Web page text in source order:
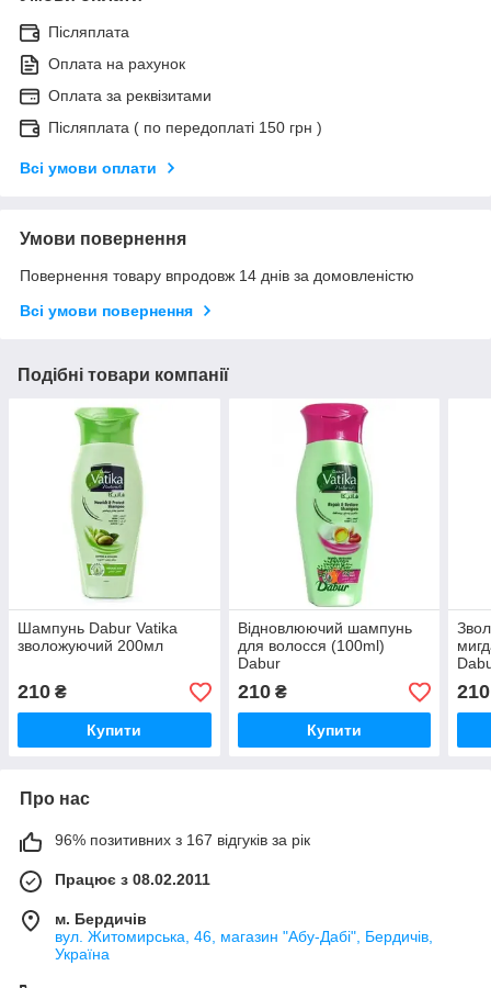
Післяплата
Оплата на рахунок
Оплата за реквізитами
Післяплата ( по передоплаті 150 грн )
Всі умови оплати
Умови повернення
Повернення товару впродовж 14 днів за домовленістю
Всі умови повернення
Подібні товари компанії
Шампунь Dabur Vatika
зволожуючий 200мл
210 ₴
Купити
Відновлюючий шампунь
для волосся (100ml)
Dabur
210₴
Купити
210
Про нас
96% позитивних з 167 відгуків за рік
Працює з 08.02.2011
м. Бердичів
вул. Житомирська, 46, магазин "Абу-Дабі", Бердичів,
Україна